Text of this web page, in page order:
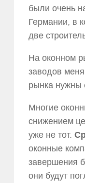
были очень
Германии, в
две
На оконном
заводов
рынка нужны
Многие
снижением
уже не тот.
оконные
завершения
они будут